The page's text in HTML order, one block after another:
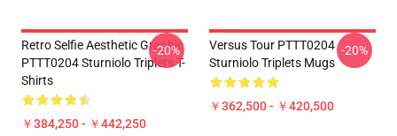
Retro Selfie Aesthetic Graphic
PTTT0204 Sturniolo Triplets T-
Shirts
￥384,250 - ￥442,250
-20%
Versus Tour PTTT0204
Sturniolo Triplets Mugs
￥362,500 - ￥420,500
-20%